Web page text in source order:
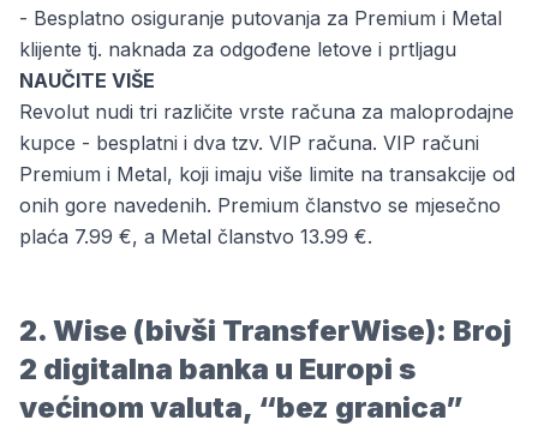
- Besplatno osiguranje putovanja za Premium i Metal
klijente tj. naknada za odgođene letove i prtljagu
NAUČITE VIŠE
Revolut nudi tri različite vrste računa za maloprodajne
kupce - besplatni i dva tzv. VIP računa. VIP računi
Premium i Metal, koji imaju više limite na transakcije od
onih gore navedenih. Premium članstvo se mjesečno
plaća 7.99 €, a Metal članstvo 13.99 €.
2. Wise (bivši TransferWise): Broj
2 digitalna banka u Europi s
većinom valuta, “bez granica”